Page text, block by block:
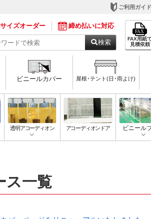
ご利用ガイ
サイズオーダー 締め払いに対応
検索
FAX用紙
見積依頼
ビニールカバー 屋根･テント(日･雨よけ)
透明アコーディオン アコーディオンドア ビニール
ス一覧